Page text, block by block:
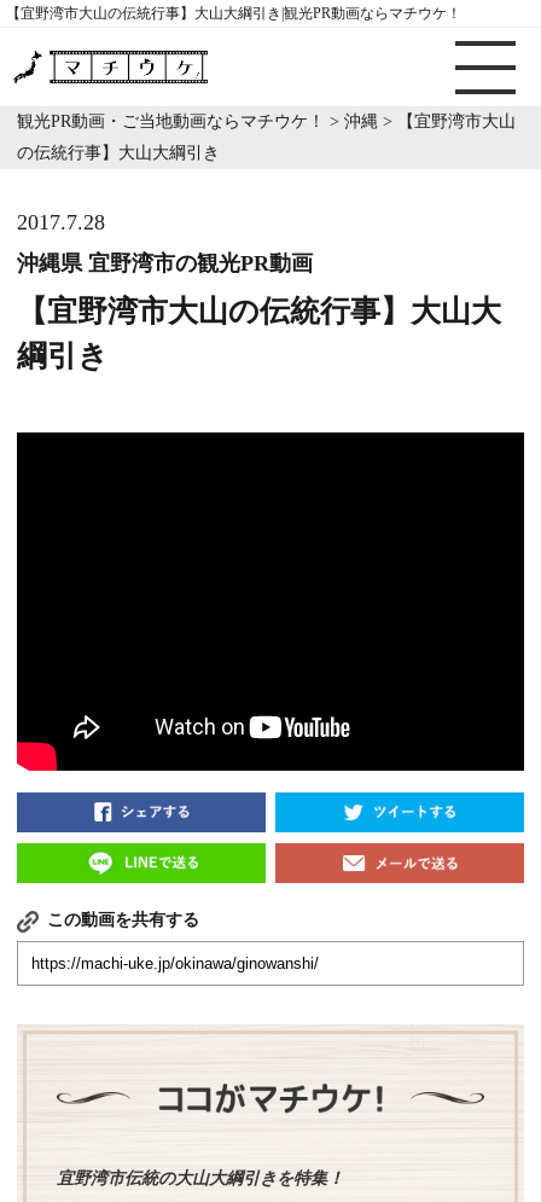
【宜野湾市大山の伝統行事】大山大綱引き|観光PR動画ならマチウケ！
観光PR動画・ご当地動画ならマチウケ！ > 沖縄 >
【宜野湾市大山
の伝統行事】大山大綱引き
2017.7.28
沖縄県 宜野湾市の観光PR動画
【宜野湾市大山の伝統行事】大山大
綱引き
この動画を共有する
宜野湾市伝統の大山大綱引きを特集！